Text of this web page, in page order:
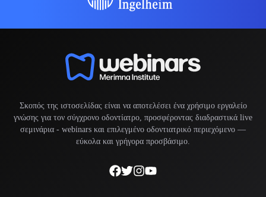
Σκοπός της ιστοσελίδας είναι να αποτελέσει ένα χρήσιμο εργαλείο
γνώσης για τον σύγχρονο οδοντίατρο, προσφέροντας διαδραστικά live
σεμινάρια - webinars και επιλεγμένο οδοντιατρικό περιεχόμενο —
εύκολα και γρήγορα προσβάσιμο.